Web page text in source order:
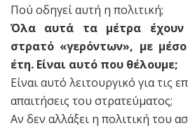
Πού οδηγεί αυτή η πολιτική;
Όλα αυτά τα μέτρα έχουν
στρατό «γερόντων», με
έτη. Είναι αυτό που θέλουμε;
Είναι αυτό λειτουργικό για τις
απαιτήσεις του στρατεύματος;
Αν δεν αλλάξει η πολιτική του